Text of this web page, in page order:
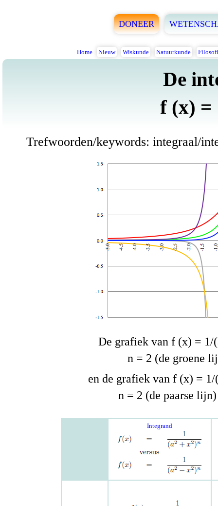
DONEER
Home Nieuw Wiskunde Natuurkunde
De
f (x) =
Trefwoorden/keywords: integraal/
De grafiek van f (x) = 1/
n = 2 (de groene
en de grafiek van f (x) = 1/
n = 2 (de paarse
Integrand